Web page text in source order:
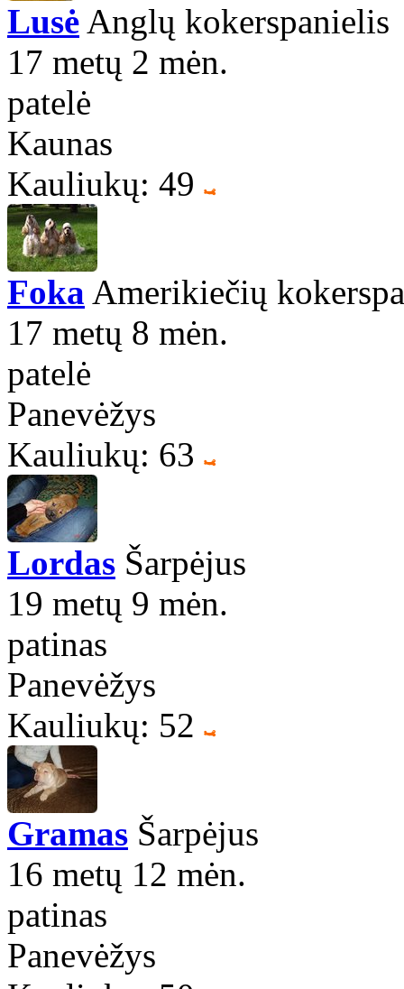
Lusė Anglų kokerspanielis
17 metų 2 mėn.
patelė
Kaunas
Kauliukų: 49
Foka Amerikiečių
17 metų 8 mėn.
patelė
Panevėžys
Kauliukų: 63
Lordas Šarpėjus
19 metų 9 mėn.
patinas
Panevėžys
Kauliukų: 52
Gramas Šarpėjus
16 metų 12 mėn.
patinas
Panevėžys